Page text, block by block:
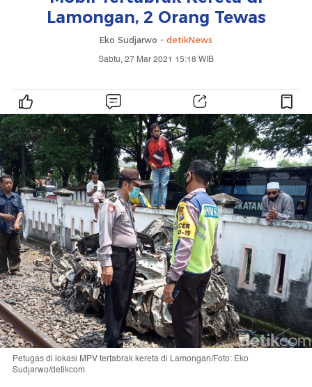
Lamongan, 2 Orang Tewas
Eko Sudjarwo - detikNews
Sabtu, 27 Mar 2021 15:18 WIB
Petugas di lokasi MPV tertabrak kereta di Lamongan/Foto: Eko
Sudjarwo/detikcom